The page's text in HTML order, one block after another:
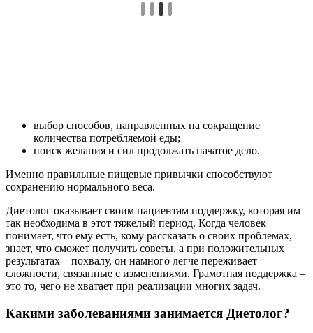
выбор способов, направленных на сокращение
количества потребляемой еды;
поиск желания и сил продолжать начатое дело.
Именно правильные пищевые привычки способствуют
сохранению нормального веса.
Диетолог оказывает своим пациентам поддержку, которая им
так необходима в этот тяжелый период. Когда человек
понимает, что ему есть, кому рассказать о своих проблемах,
знает, что сможет получить советы, а при положительных
результатах – похвалу, он намного легче переживает
сложности, связанные с изменениями. Грамотная поддержка –
это то, чего не хватает при реализации многих задач.
Какими заболеваниями занимается Диетолог?